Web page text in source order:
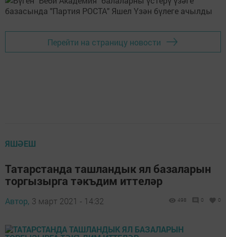
Перейти на страницу новости
ЯШӘЕШ
Татарстанда ташландык ял базаларын
торгызырга тәкъдим иттеләр
Автор, 3 март 2021 - 14:32 498 0 0